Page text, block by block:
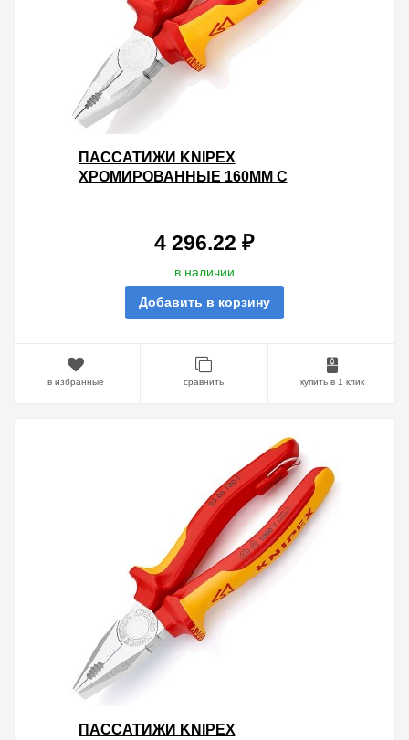
ПАССАТИЖИ KNIPEX
ХРОМИРОВАННЫЕ 160ММ С
РУКОЯТКАМИ VDE 1000V
4 296.22 ₽
в наличии
Добавить в корзину
в избранные сравнить купить в 1 клик
ПАССАТИЖИ KNIPEX